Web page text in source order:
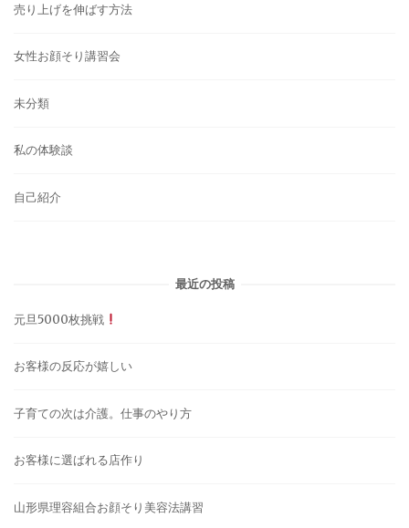
売り上げを伸ばす方法
女性お顔そり講習会
未分類
私の体験談
自己紹介
最近の投稿
元旦5000枚挑戦
お客様の反応が嬉しい
子育ての次は介護。仕事のやり方
お客様に選ばれる店作り
山形県理容組合お顔そり美容法講習